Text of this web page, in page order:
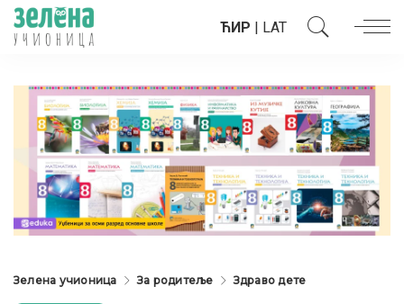
ЋИР | LAT
Зелена учионица За родитеље Здраво дете